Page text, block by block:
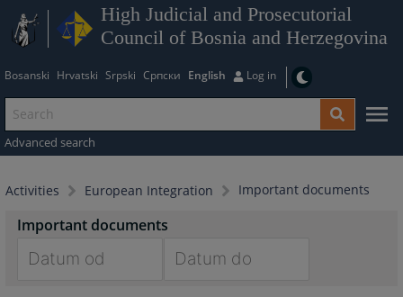
High Judicial and Prosecutorial
Council of Bosnia and Herzegovina
Bosanski Hrvatski Srpski Српски English Log in
Advanced search
Activities European Integration Important documents
Important documents